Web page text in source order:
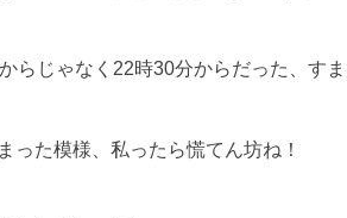
らじゃなく22時30分からだった、す
った模様、私ったら慌てん坊ね！